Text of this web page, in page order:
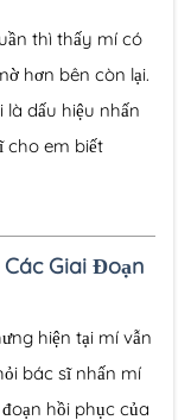
thì thấy mí có
hơn bên còn lại.
dấu hiệu nhấn
cho em biết
Giai Đoạn
hiện tại mí vẫn
bác sĩ nhấn mí
hồi phục của